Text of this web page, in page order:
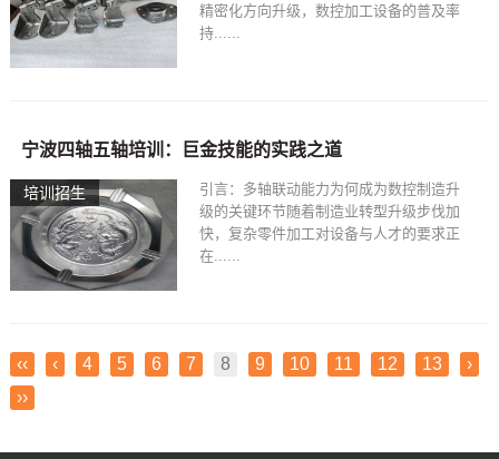
精密化方向升级，数控加工设备的普及率
持......
培训招生
宁波四轴五轴培训：巨金技能的实践之道
引言：多轴联动能力为何成为数控制造升
级的关键环节随着制造业转型升级步伐加
快，复杂零件加工对设备与人才的要求正
在......
‹‹ ‹ 4 5 6 7 8 9 10 11 12 13
›
››